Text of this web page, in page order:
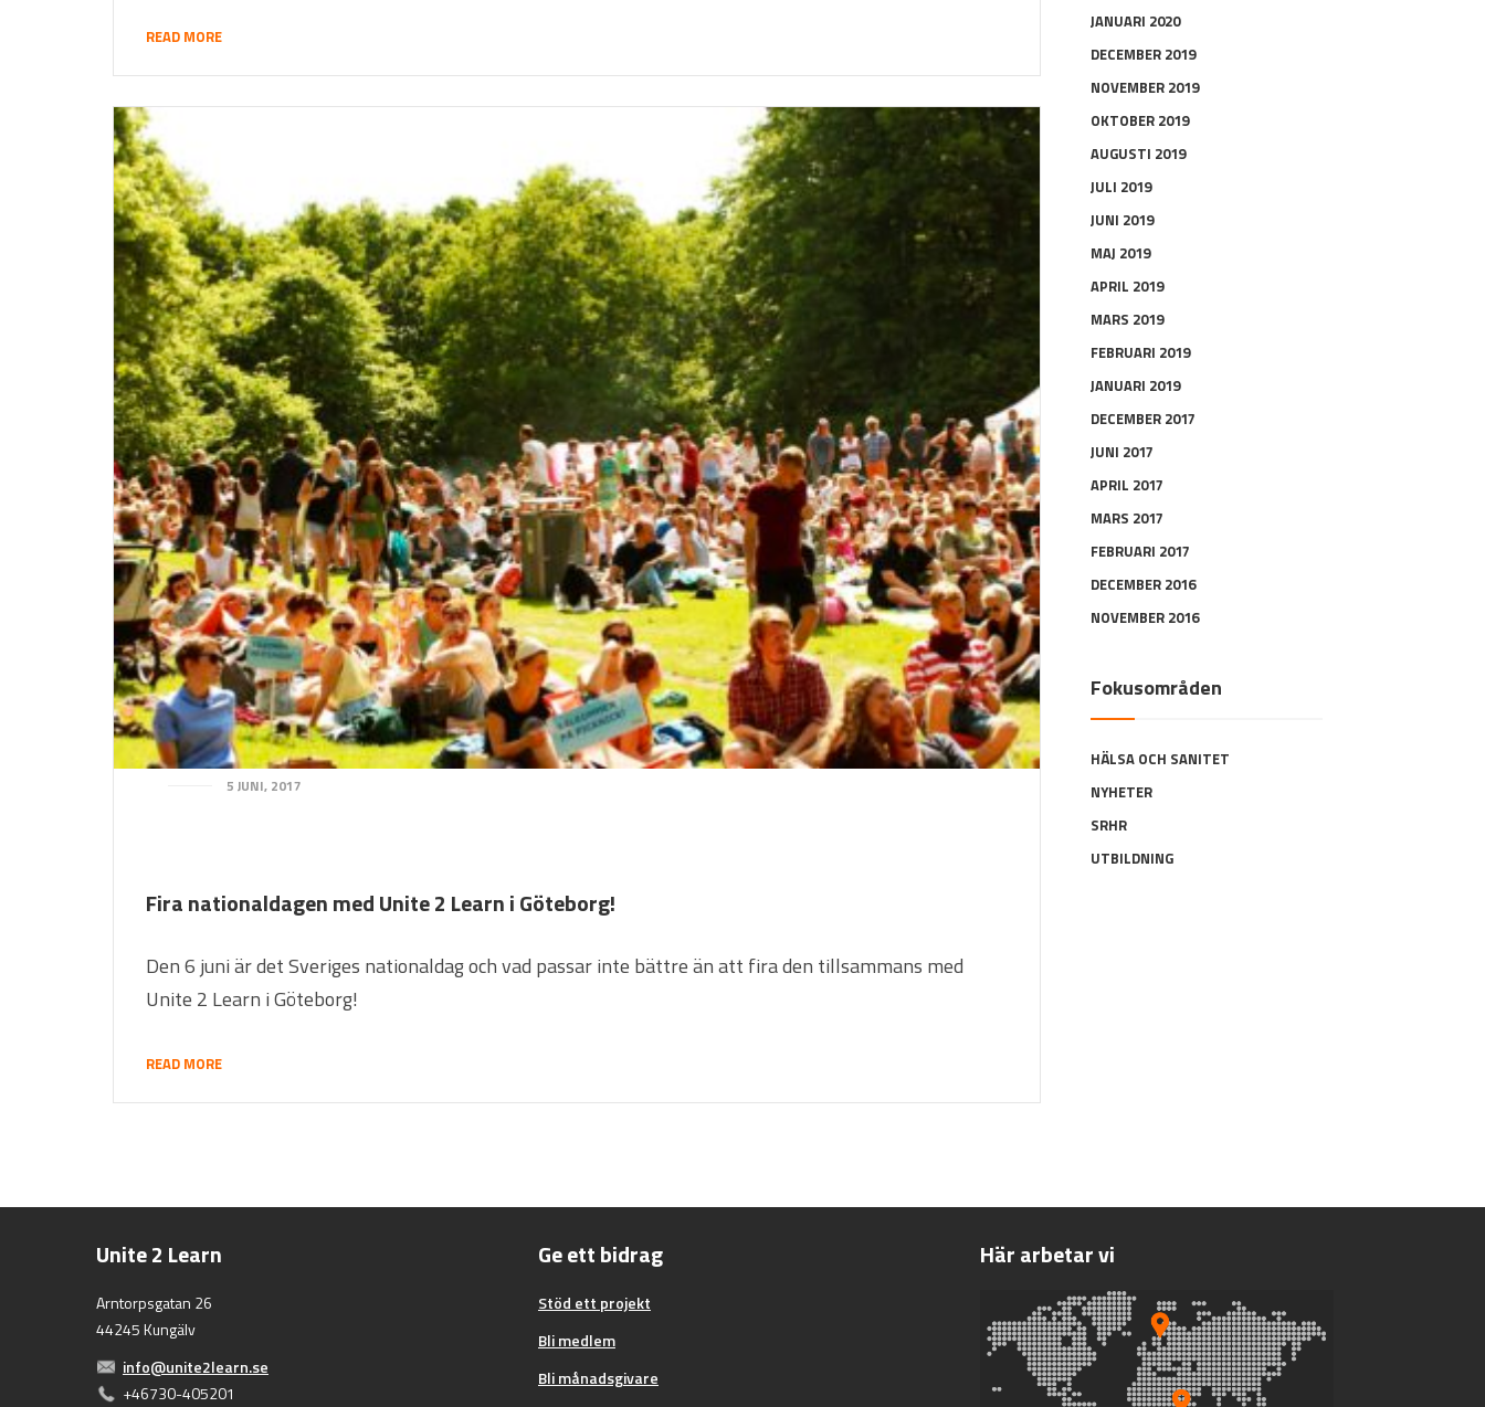
READ MORE
5 JUNI, 2017
Fira nationaldagen med Unite 2 Learn i Göteborg!
Den 6 juni är det Sveriges nationaldag och vad passar inte bättre än att fira den tillsammans med
Unite 2 Learn i Göteborg!
READ MORE
JANUARI 2020
DECEMBER 2019
NOVEMBER 2019
OKTOBER 2019
AUGUSTI 2019
JULI 2019
JUNI 2019
MAJ 2019
APRIL 2019
MARS 2019
FEBRUARI 2019
JANUARI 2019
DECEMBER 2017
JUNI 2017
APRIL 2017
MARS 2017
FEBRUARI 2017
DECEMBER 2016
NOVEMBER 2016
Fokusområden
HÄLSA OCH SANITET
NYHETER
SRHR
UTBILDNING
Unite 2 Learn
Arntorpsgatan 26
44245 Kungälv
info@unite2learn.se
+46730-405201
Ge ett bidrag
Stöd ett projekt
Bli medlem
Bli månadsgivare
Här arbetar vi